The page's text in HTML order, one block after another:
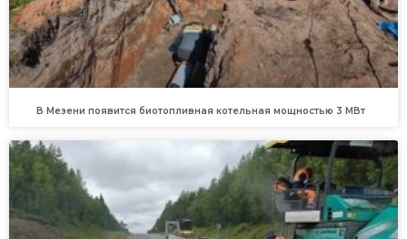
В Мезени появится биотопливная котельная мощностью 3 МВт